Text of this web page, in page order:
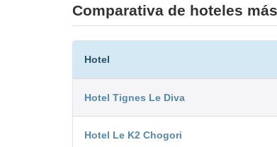
Comparativa de hoteles
Hotel
Hotel Tignes Le Diva
Hotel Le K2 Chogori